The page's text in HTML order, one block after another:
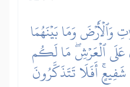
وَمَا بَيۡنَهُمَا
عَلَى ٱلۡعَرۡشِۖ مَا لَكُم
أَفَلَا تَتَذَكَّرُونَ